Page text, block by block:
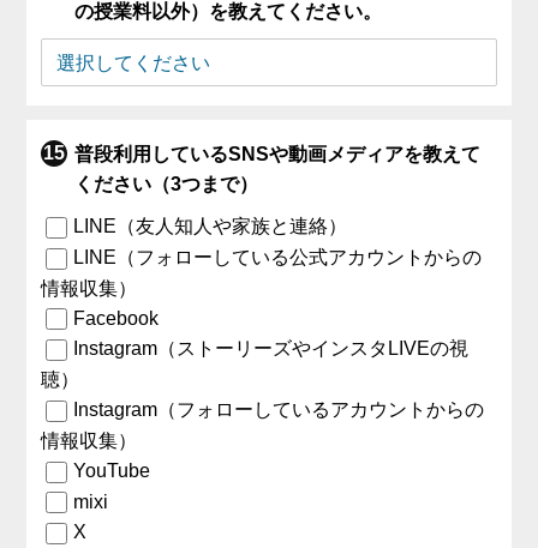
の授業料以外）を教えてください。
普段利用しているSNSや動画メディアを教えて
ください（3つまで）
LINE（友人知人や家族と連絡）
LINE（フォローしている公式アカウントからの
情報収集）
Facebook
Instagram（ストーリーズやインスタLIVEの視
聴）
Instagram（フォローしているアカウントからの
情報収集）
YouTube
mixi
X